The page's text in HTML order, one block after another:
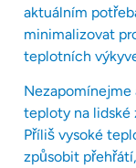
aktuálním
minimalizovat
teplotních
Nezapomínejme
teploty na lidské
Příliš vysoké
způsobit přehřátí,